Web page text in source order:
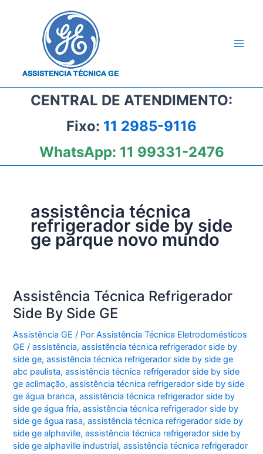
CENTRAL DE ATENDIMENTO:
Fixo: 11 2985-9116
WhatsApp: 11 99331-2476
assistência técnica
refrigerador side by side
ge parque novo mundo
Assistência Técnica Refrigerador
Side By Side GE
Assistência GE / PorAssistência Técnica Eletrodomésticos
GE/assistência,assistência técnica refrigerador side by
side ge,assistência técnica refrigerador side by side ge
abc paulista,assistência técnica refrigerador side by side
ge aclimação,assistência técnica refrigerador side by side
ge água branca,assistência técnica refrigerador side by
side ge água fria,assistência técnica refrigerador side by
side ge água rasa,assistência técnica refrigerador side by
side ge alphaville,assistência técnica refrigerador side by
side ge alphaville industrial,assistência técnica refrigerador